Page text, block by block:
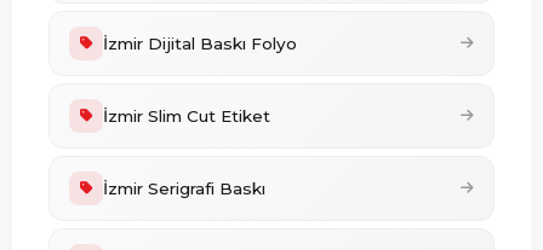
İzmir Dijital Baskı Folyo
İzmir Slim Cut Etiket
İzmir Serigrafi Baskı